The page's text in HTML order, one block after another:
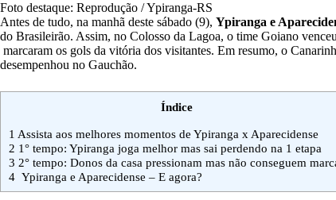
Foto destaque: Reprodução / Ypiranga-RS
Antes de tudo, na manhã deste sábado (9), Ypiranga e
do Brasileirão. Assim, no Colosso da Lagoa, o time Goiano
marcaram os gols da vitória dos visitantes. Em resumo, o
desempenhou no Gauchão.
Índice
1 Assista aos melhores momentos de Ypiranga x Aparecidense
2 1° tempo: Ypiranga joga melhor mas sai perdendo na 1 etapa
3 2° tempo: Donos da casa pressionam mas não conseguem
4 Ypiranga e Aparecidense – E agora?